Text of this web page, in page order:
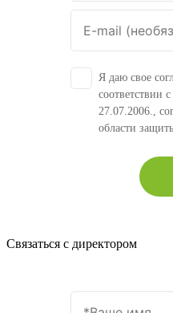
Я даю свое
соответствии
27.07.2006.,
области
Связаться с директором